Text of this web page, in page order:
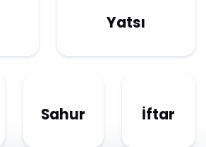
Yatsı
Sahur İftar